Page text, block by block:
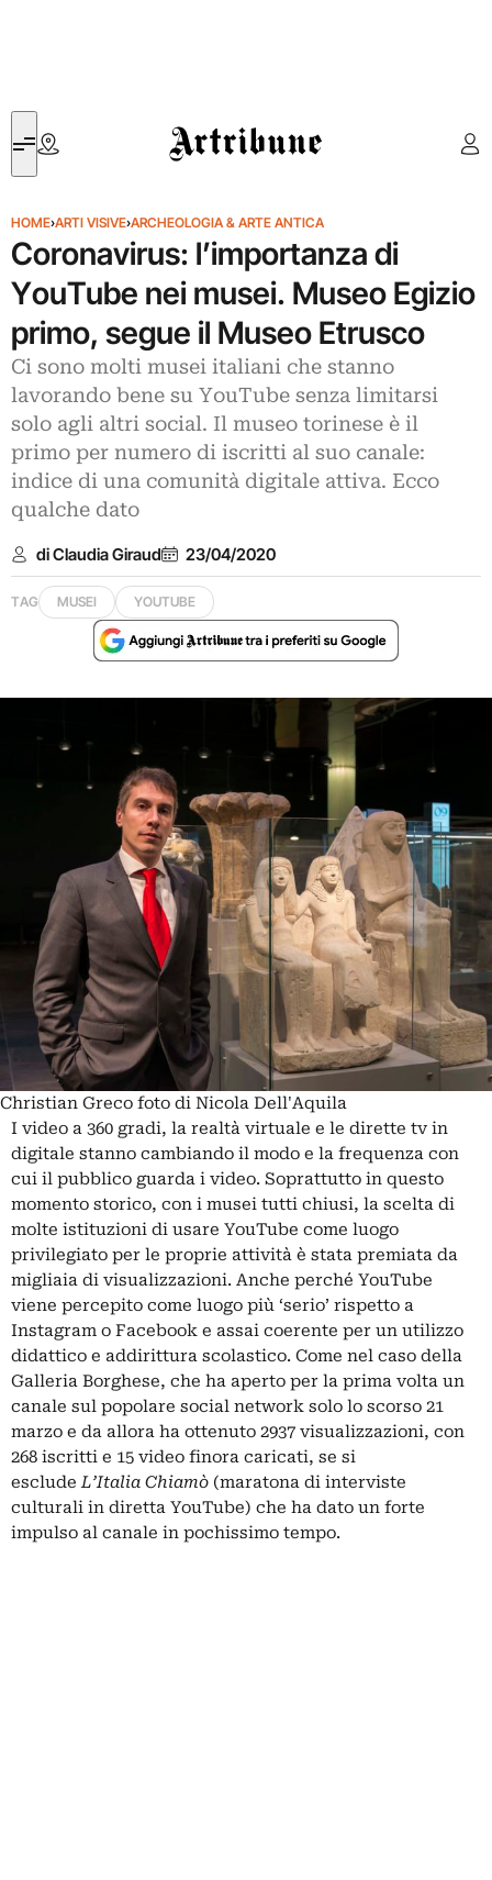
Artribune
HOME›ARTI VISIVE›ARCHEOLOGIA & ARTE ANTICA
Coronavirus: l’importanza di
YouTube nei musei. Museo Egizio
primo, segue il Museo Etrusco
Ci sono molti musei italiani che stanno
lavorando bene su YouTube senza limitarsi
solo agli altri social. Il museo torinese è il
primo per numero di iscritti al suo canale:
indice di una comunità digitale attiva. Ecco
qualche dato
di Claudia Giraud 23/04/2020
TAG MUSEI YOUTUBE
Christian Greco foto di Nicola Dell'Aquila
I video a 360 gradi, la realtà virtuale e le dirette tv in
digitale stanno cambiando il modo e la frequenza con
cui il pubblico guarda i video. Soprattutto in questo
momento storico, con i musei tutti chiusi, la scelta di
molte istituzioni di usare YouTube come luogo
privilegiato per le proprie attività è stata premiata da
migliaia di visualizzazioni. Anche perché YouTube
viene percepito come luogo più ‘serio’ rispetto a
Instagram o Facebook e assai coerente per un utilizzo
didattico e addirittura scolastico. Come nel caso della
Galleria Borghese, che ha aperto per la prima volta un
canale sul popolare social network solo lo scorso 21
marzo e da allora ha ottenuto 2937 visualizzazioni, con
268 iscritti e 15 video finora caricati, se si
escludeL’Italia Chiamò (maratona di interviste
culturali in diretta YouTube) che ha dato un forte
impulso al canale in pochissimo tempo.